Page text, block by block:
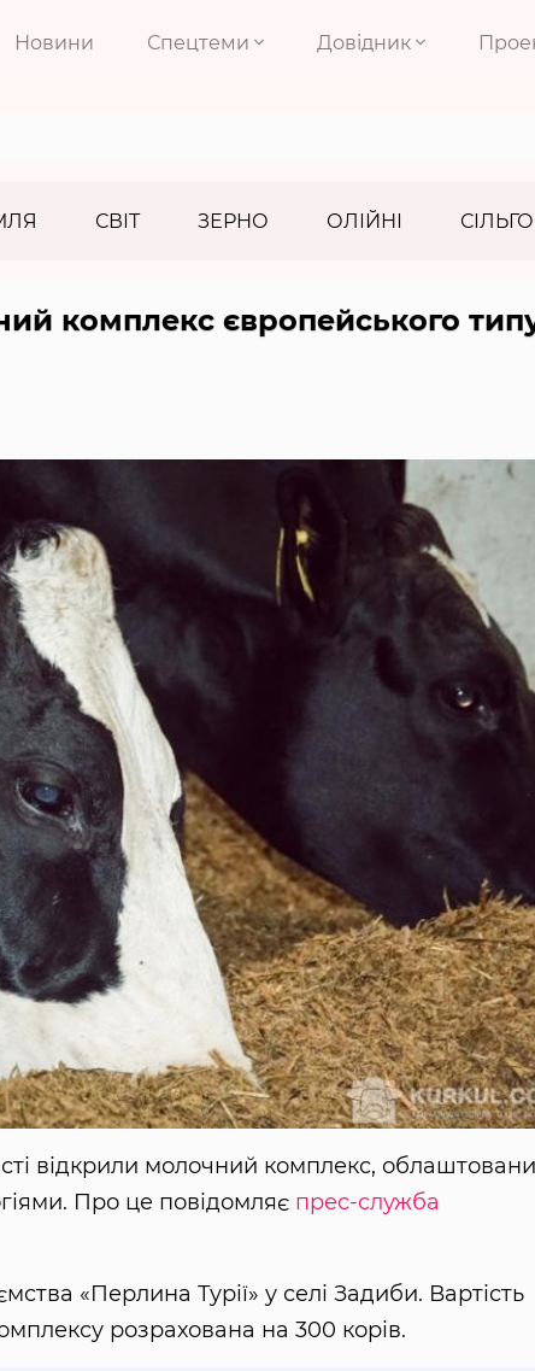
Новини Спецтеми Довідник
СВІТ ЗЕРНО ОЛІЙНІ
комплекс європейського
відкрили молочний комплекс,
Про це повідомляє прес-служба
«Перлина Турії» у селі Задиби. Вартість
розрахована на 300 корів.